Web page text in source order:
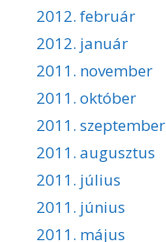
2012. február
2012. január
2011. november
2011. október
2011. szeptember
2011. augusztus
2011. július
2011. június
2011. május